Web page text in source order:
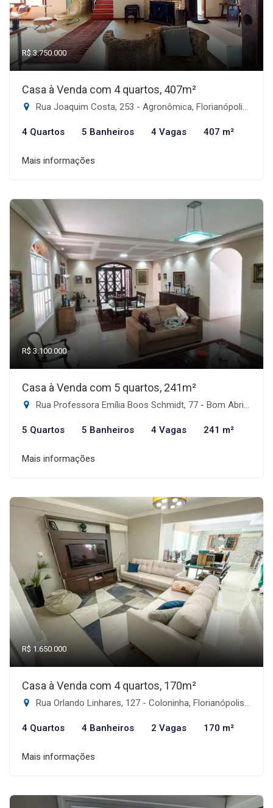
R$ 3.750.000
Casa à Venda com 4 quartos, 407m²
Rua Joaquim Costa, 253 - Agronômica, Florianópolis-SC
4 Quartos 5 Banheiros 4 Vagas 407 m²
Mais informações
R$ 3.100.000
Casa à Venda com 5 quartos, 241m²
Rua Professora Emília Boos Schmidt, 77 - Bom Abrigo, Florianópolis-SC
5 Quartos 5 Banheiros 4 Vagas 241 m²
Mais informações
R$ 1.650.000
Casa à Venda com 4 quartos, 170m²
Rua Orlando Linhares, 127 - Coloninha, Florianópolis-SC
4 Quartos 4 Banheiros 2 Vagas 170 m²
Mais informações